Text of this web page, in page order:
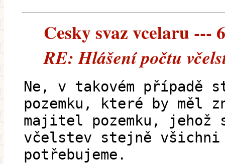
Cesky svaz vcelaru ---
RE: Hlášení počtu
Ne, v takovém případě
pozemku, které by měl
majitel pozemku, jehož
včelstev stejně všichni
potřebujeme.